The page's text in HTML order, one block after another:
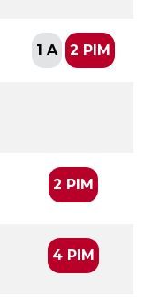
1 A 2 PIM
2 PIM
4 PIM